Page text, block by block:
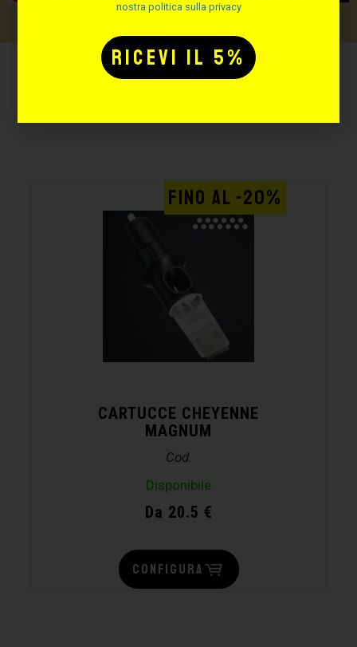
CARTUCCE CHEYENNE
MAGNUM
Cod.
Disponibile
Da 20.5 €
FINO AL -20%
CONFIGURA
nostra politica sulla privacy